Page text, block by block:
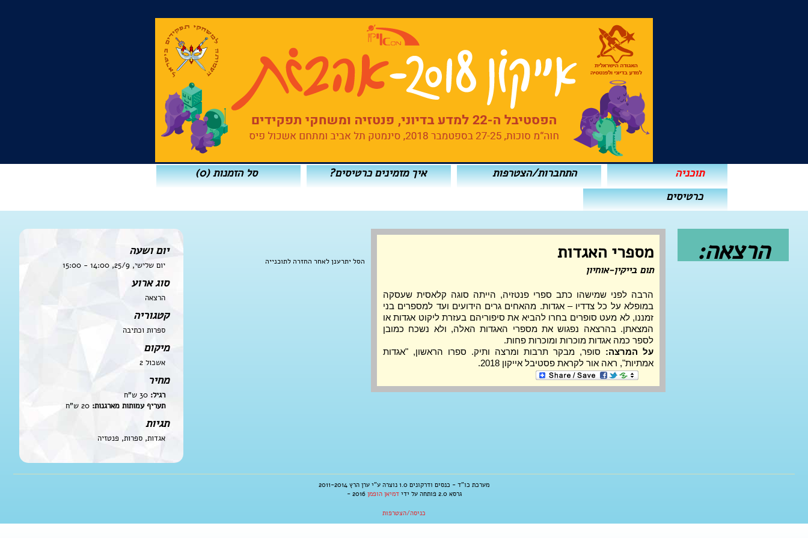
תוכניה התחברות/הצטרפות איך מזמינים כרטיסים? סל הזמנות(0)
כרטיסים
הרצאה: מספרי האגדות
תום בייקין-אוחיון
לספר כמה אגדות מוכרות ומוכרות פחות.
על המרצה:
אמתיות", ראה אור לקראת פסטיבל אייקון 2018.
יום ושעה
יום שלישי, 25/9, 14:00 - 15:00
סוג ארוע
הרצאה
קטגוריה
ספרות וכתיבה
מיקום
אשכול 2
מחיר
רגיל:
תעריף עמותות מארגנות:
תגיות
אגדות, ספרות, פנטזיה
הסל יתרענן לאחר החזרה לתוכנייה
מערכת כו"ד - כנסים ודרקונים 1.0 נוצרה ע"י ערן הרץ 2011-2014
גרסא 2.0 פותחה על ידי
דמיאן הופמן 2016 -
כניסה/הצטרפות